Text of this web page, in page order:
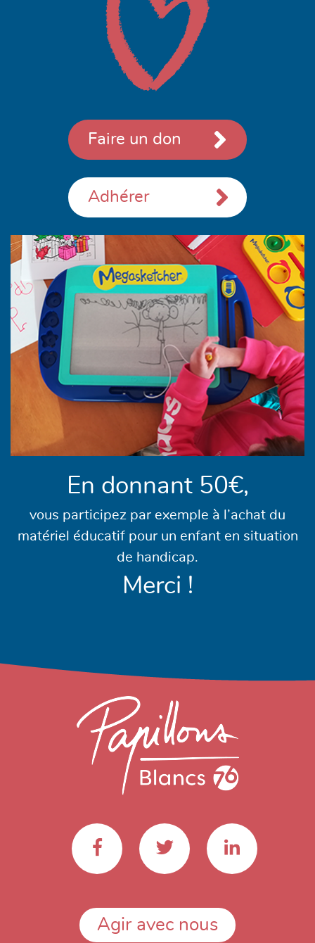
Faire un don
Adhérer
En donnant 50€,
vous participez par exemple à l’achat du
matériel éducatif pour un enfant en situation
de handicap.
Merci !
Agir avec nous